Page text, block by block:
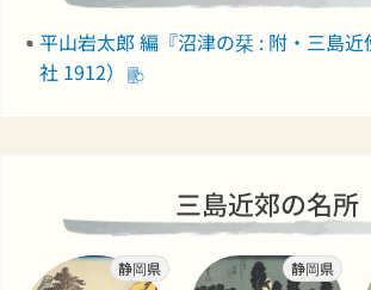
平山岩太郎 編『沼津の栞 : 附・三島
社 1912）
三島近郊の名所
静岡県 静岡県